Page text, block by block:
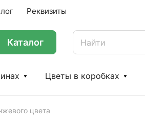
Реквизиты
Каталог
Цветы в коробках
цвета